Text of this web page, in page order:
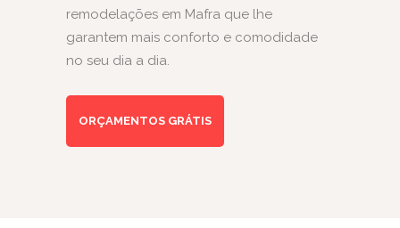
remodelações em Mafra que lhe
garantem mais conforto e comodidade
no seu dia a dia.
ORÇAMENTOS GRÁTIS